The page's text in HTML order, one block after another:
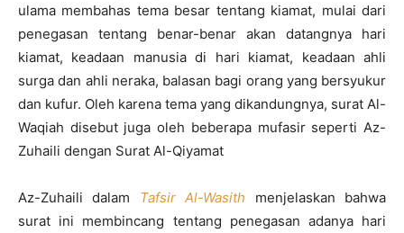
ulama membahas tema besar tentang kiamat, mulai dari
penegasan tentang benar-benar akan datangnya hari
kiamat, keadaan manusia di hari kiamat, keadaan ahli
surga dan ahli neraka, balasan bagi orang yang bersyukur
dan kufur. Oleh karena tema yang dikandungnya, surat Al-
Waqiah disebut juga oleh beberapa mufasir seperti Az-
Zuhaili dengan Surat Al-Qiyamat
Az-Zuhaili dalam Tafsir Al-Wasith menjelaskan bahwa
surat ini membincang tentang penegasan adanya hari